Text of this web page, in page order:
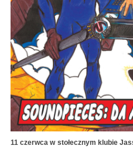
11 czerwca w stołecznym klubie